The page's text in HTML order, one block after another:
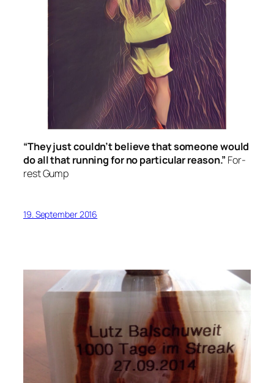
“They just couldn’t belie­ve that someone would
do all that run­ning for no par­ti­cu­lar reason.” For­
rest Gump
19. September 2016